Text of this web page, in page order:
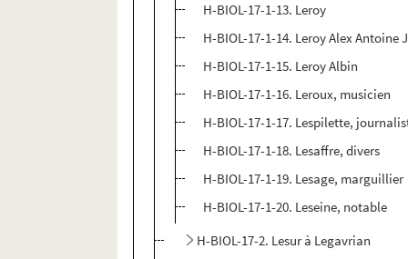
H-BIOL-17-1-13. Leroy
H-BIOL-17-1-14. Leroy Alex Antoine
H-BIOL-17-1-15. Leroy Albin
H-BIOL-17-1-16. Leroux, musicien
H-BIOL-17-1-17. Lespilette,
H-BIOL-17-1-18. Lesaffre, divers
H-BIOL-17-1-19. Lesage, marguillier
H-BIOL-17-1-20. Leseine, notable
H-BIOL-17-2. Lesur à Legavrian